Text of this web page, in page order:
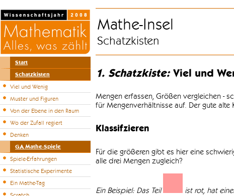
Start
Schatzkisten
Viel und Wenig
Muster und Figuren
Von der Ebene in den Raum
Wo der Zufall regiert
Denken
GA Mathe-Spiele
Spiele-Erfahrungen
Statistische Experimente
Ein Mathe-Tag
Mathe-Insel
Schatzkisten
1. Schatzkiste:Viel und
Mengen erfassen, Größen vergleichen -
für Mengenverhältnisse auf. Der gute
Klassifzieren
Für die größeren gibt es hier eine
alle drei Mengen zugleich?
Ein Beispiel: Das Teil
ist rot, hat